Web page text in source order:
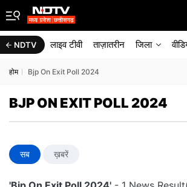
NDTV लाइव टीवी ताज़ातरीन जिला
होम Bjp On Exit Poll 2024
BJP ON EXIT POLL 2024
सब ख़बरें